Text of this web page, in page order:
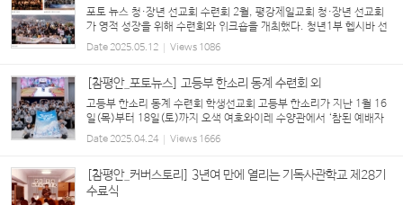
포토 뉴스 청·장년 선교회 수련회 2월, 평강제일교회 청·장년 선교회
가 영적 성장을 위해 수련회와 워크숍을 개최했다. 청년1부 헵시바 선
교회(20-26세)는 여주 평강제일연수원에서 ‘향기로운 제물로 열납되
게 하소서(레 1:3-17, 2:1-16, 11:44-45, 롬 ...
Date2025.05.12 Views 1086
[참평안_포토뉴스] 고등부 한소리 동계 수련회 외
고등부 한소리 동계 수련회 학생선교회 고등부 한소리가 지난 1월 16
일(목)부터 18일(토)까지 오색 여호와이레 수양관에서 ‘참된 예배자
로 말씀을 지켜 구속사를 성취하는 한소리(롬 12:1, 계 3:10, 골 1:2
5)’라는 주제로 동계 수련회를 개최했다. 구속사 12...
Date2025.04.24 Views 1666
[참평안_커버스토리] 3년여 만에 열리는 기독사관학교 제28기
수료식